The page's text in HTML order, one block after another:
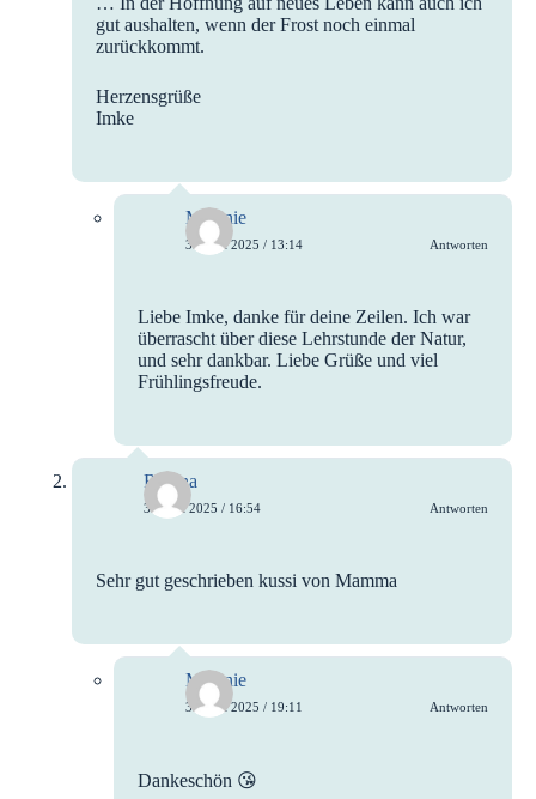
gut aushalten, wenn der Frost noch einmal
zurückkommt.
Herzensgrüße
Imke
Melanie
3. April 2025 / 13:14 Antworten
Liebe Imke, danke für deine Zeilen. Ich war
überrascht über diese Lehrstunde der Natur,
und sehr dankbar. Liebe Grüße und viel
Frühlingsfreude.
Regina
3. April 2025 / 16:54 Antworten
Sehr gut geschrieben kussi von Mamma
Melanie
3. April 2025 / 19:11 Antworten
Dankeschön 😘